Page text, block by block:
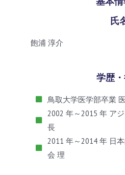
氏
飽浦 淳介
学歴
鳥取大学医学部卒業
2002 年～2015 年 ア
長
2011 年～2014 年 日
会 理